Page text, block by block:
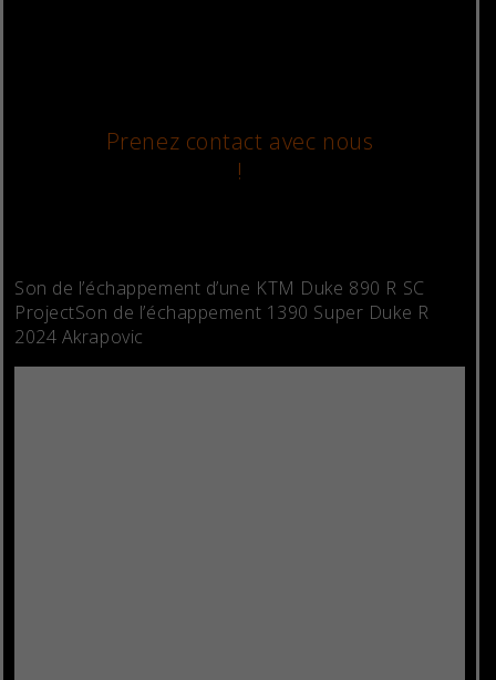
Prenez contact avec nous
!
Son de l’échappement d’une KTM Duke 890 R SC
ProjectSon de l’échappement 1390 Super Duke R
2024 Akrapovic